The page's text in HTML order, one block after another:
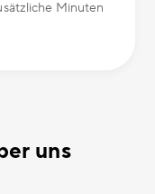
Minuten
uns